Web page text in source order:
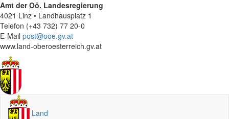
Amt derOö. Landesregierung
4021 Linz • Landhausplatz 1
Telefon (+43 732) 77 20-0
E-Mail post@ooe.gv.at
www.land-oberoesterreich.gv.at
Land